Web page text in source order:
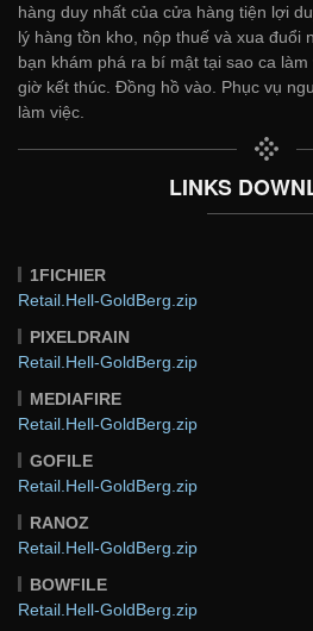
hàng duy nhất của cửa hàng tiện lợi
lý hàng tồn kho, nộp thuế và xua đuổi
bạn khám phá ra bí mật tại sao ca
giờ kết thúc. Đồng hồ vào. Phục vụ
làm việc.
LINKS
1FICHIER
Retail.Hell-GoldBerg.zip
PIXELDRAIN
Retail.Hell-GoldBerg.zip
MEDIAFIRE
Retail.Hell-GoldBerg.zip
GOFILE
Retail.Hell-GoldBerg.zip
RANOZ
Retail.Hell-GoldBerg.zip
BOWFILE
Retail.Hell-GoldBerg.zip